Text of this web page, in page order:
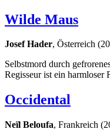
Wilde Maus
Josef Hader, Österreich
Selbstmord durch
Regisseur ist ein
Occidental
Neïl Beloufa, Frankreich